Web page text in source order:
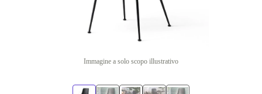
Immagine a solo scopo illustrativo